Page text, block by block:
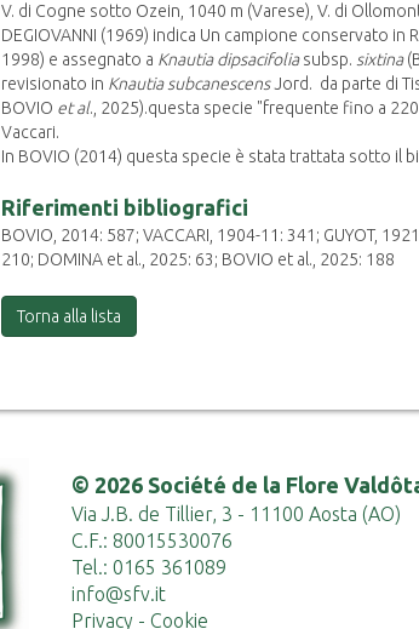
V. di Cogne sotto Ozein, 1040 m (Varese), V. di
DEGIOVANNI (1969) indica Un campione conservato in
1998) e assegnato a Knautia dipsacifoliasubsp. sixtina
revisionato in Knautia subcanescensJord. da parte di
BOVIO et al., 2025).questa specie "frequente fino a
Vaccari.
In BOVIO (2014) questa specie è stata trattata sotto il
Riferimenti bibliografici
BOVIO, 2014: 587; VACCARI, 1904-11: 341; GUYOT,
210; DOMINA et al., 2025: 63; BOVIO et al., 2025: 188
Torna alla lista
© 2026 Société de la Flore
Via J.B. de Tillier, 3 - 11100 Aosta (AO)
C.F.: 80015530076
Tel.: 0165 361089
info@sfv.it
Privacy - Cookie